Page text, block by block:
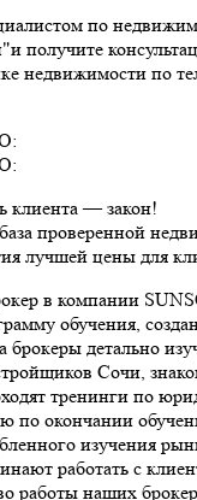
по
получите
недвижимости по
клиента — закон!
проверенной
лучшей цены для
в компании
обучения,
брокеры детально
Сочи,
тренинги по
по окончании
изучения
работать с
работы наших